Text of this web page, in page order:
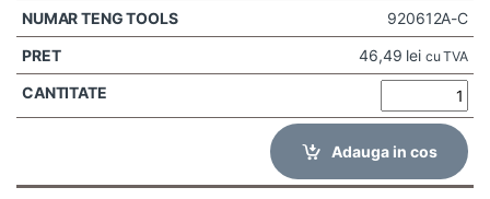
920612A-C
46,49 lei cu TVA
Adauga in cos